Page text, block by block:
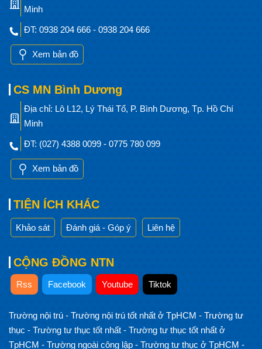
Minh
ĐT: 0938 204 666 - 0938 204 666
Xem bản đồ
CS MN Bình Dương
Địa chỉ: Lô L12, Lý Thái Tổ, P. Bình Dương, Tp. Hồ Chí
Minh
ĐT: (027) 4388 0099 - 0775 780 099
Xem bản đồ
TIỆN ÍCH KHÁC
Khảo sát Đánh giá - Góp ý Liên hệ
CỘNG ĐỒNG NTN
Rss Facebook Youtube Tiktok
Trường nội trú - Trường nội trú tốt nhất ở TpHCM - Trường tư
thục - Trường tư thục tốt nhất - Trường tư thục tốt nhất ở
TpHCM - Trường ngoài công lập - Trường tư thục ở TpHCM -